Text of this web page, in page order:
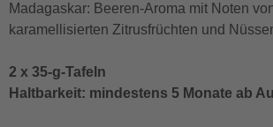
Madagaskar: Beeren-Aroma mit Noten
karamellisierten Zitrusfrüchten und
2 x 35-g-Tafeln
Haltbarkeit: mindestens 5 Monate ab